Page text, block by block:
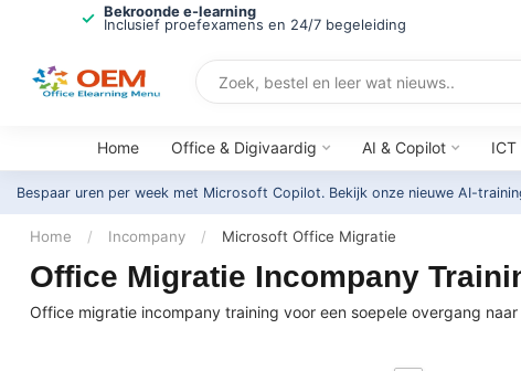
Bekroonde e-learning
Inclusief proefexamens en 24/7 begeleiding
Home Office & Digivaardig AI & Copilot ICT
Bespaar uren per week met Microsoft Copilot. Bekijk onze nieuwe AI-
Home / Incompany / Microsoft Office Migratie
Office Migratie Incompany
Office migratie incompany training voor een soepele overgang